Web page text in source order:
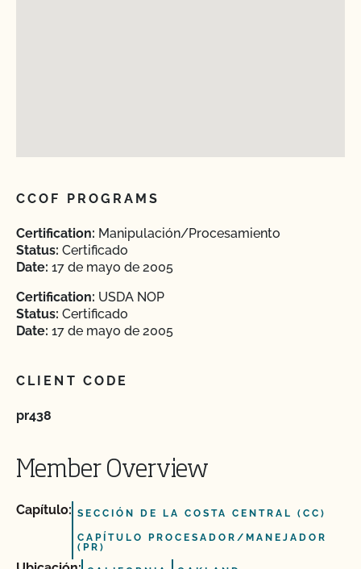
CCOF PROGRAMS
Certification: Manipulación/Procesamiento
Status: Certificado
Date: 17 de mayo de 2005
Certification: USDA NOP
Status: Certificado
Date: 17 de mayo de 2005
CLIENT CODE
pr438
Member Overview
Capítulo: SECCIÓN DE LA COSTA CENTRAL (CC)
CAPÍTULO PROCESADOR/MANEJADOR
(PR)